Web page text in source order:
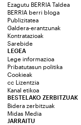
Ezagutu BERRIA Taldea
BERRIA berri bloga
Publizitatea
Galdera-erantzunak
Kontratazioak
Sarebide
JARRAITU
LEGEA
Lege informazioa
Pribatutasun politika
Cookieak
cc Lizentzia
Kanal etikoa
BESTELAKO ZERBITZUAK
Bidera zerbitzuak
Midas Media